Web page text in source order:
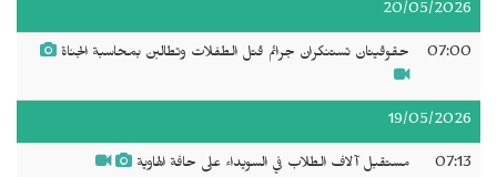
20/05/2026
07:00 حقوقيتان تستنكران جرائم قتل الطفلات وتطالبن بمحاسبة الجناة
19/05/2026
07:13 مستقبل آلاف الطلاب في السويداء على حافة الهاوية